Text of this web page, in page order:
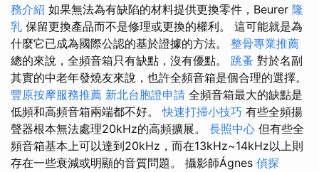
務介紹 如果無法為有缺陷的材料提供更換零件，Beurer 隆
乳 保留更換產品而不是修理或更換的權利。 這可能就是為
什麼它已成為國際公認的基於證據的方法。 整骨專業推薦
總的來說，全頻音箱只有缺點，沒有優點。 跳蚤 對於名副
其實的中老年發燒友來說，也許全頻音箱是個合理的選擇。
豐原按摩服務推薦 新北台胞證申請 全頻音箱最大的缺點是
低頻和高頻音箱兩端都不好。快速打掃小技巧 有些全頻揚
聲器根本無法處理20kHz的高頻擴展。 長照中心 但有些全
頻音箱基本上可以達到20kHz，而在13kHz~14kHz以上則
存在一些衰減或明顯的音質問題。 攝影師Ágnes 偵探